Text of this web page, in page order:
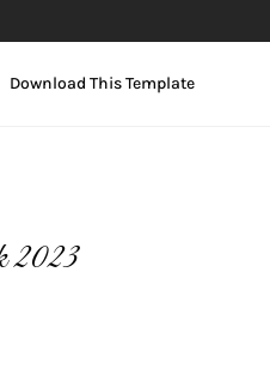
Download This Template
2023